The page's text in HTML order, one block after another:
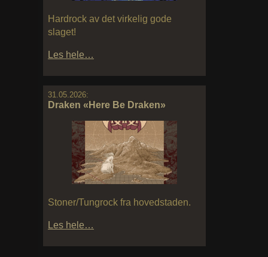
Hardrock av det virkelig gode
slaget!
Les hele…
31.05.2026:
Draken «Here Be Draken»
Stoner/Tungrock fra hovedstaden.
Les hele…